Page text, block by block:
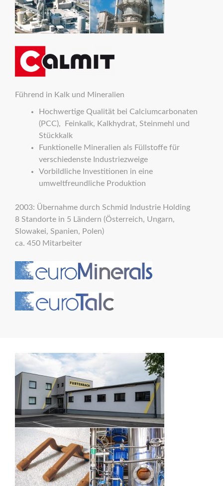
Führend in Kalk und Mineralien
Hochwertige Qualität bei Calciumcarbonaten
(PCC), Feinkalk, Kalkhydrat, Steinmehl und
Stückkalk
Funktionelle Mineralien als Füllstoffe für
verschiedenste Industriezweige
Vorbildliche Investitionen in eine
umweltfreundliche Produktion
2003: Übernahme durch Schmid Industrie Holding
8 Standorte in 5 Ländern (Österreich, Ungarn,
Slowakei, Spanien, Polen)
ca. 450 Mitarbeiter